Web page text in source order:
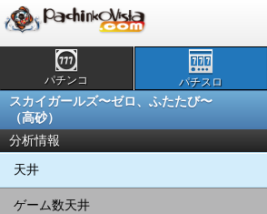
パチンコ パチスロ
スカイガールズ〜ゼロ、ふたたび〜
（高砂）
分析情報
天井
ゲーム数天井